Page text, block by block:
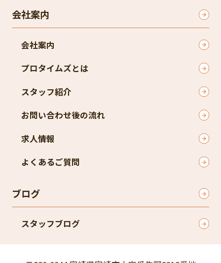
会社案内
会社案内
プロタイムズとは
スタッフ紹介
お問い合わせ後の流れ
求人情報
よくあるご質問
ブログ
スタッフブログ